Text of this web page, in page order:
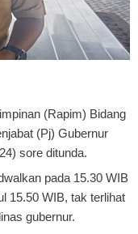
(Rapim) Bidang
(Pj) Gubernur
sore ditunda.
pada 15.30 WIB
15.50 WIB, tak terlihat
gubernur.